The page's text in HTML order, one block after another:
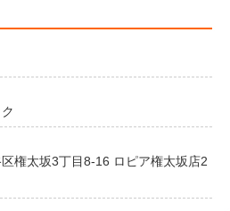
権太坂3丁目8-16 ロピア権太坂店2